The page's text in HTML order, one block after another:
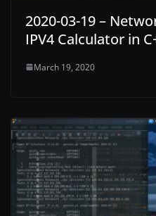
2020-03-19 –
IPV4 Calculator in
March 19, 2020